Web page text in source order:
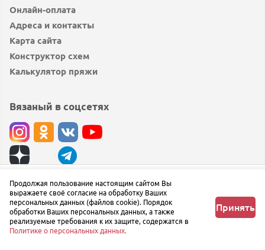
Онлайн-оплата
Адреса и контакты
Карта сайта
Конструктор схем
Калькулятор пряжи
Вязаный в соцсетях
© вязаный.рф 2019 — 2026
Сообщить об ошибке
Продолжая пользование настоящим сайтом Вы
выражаете своё согласие на обработку Ваших
персональных данных (файлов cookie). Порядок
обработки Ваших персональных данных, а также
реализуемые требования к их защите, содержатся в
Политике о персональных данных.
Принять
Узнать о поступлении